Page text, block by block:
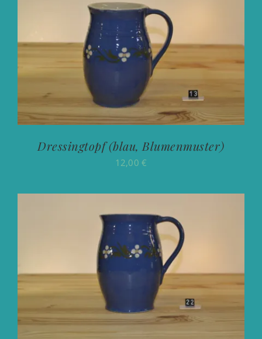
Dressingtopf (blau, Blumenmuster)
12,00€